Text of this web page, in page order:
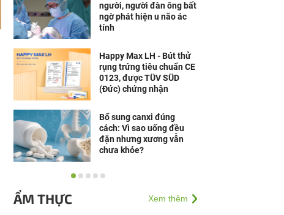
người, người đàn ông bất
ngờ phát hiện u não ác
tính
Happy Max LH - Bút thử
rụng trứng tiêu chuẩn CE
0123, được TÜV SÜD
(Đức) chứng nhận
Bổ sung canxi đúng
cách: Vì sao uống đều
đặn nhưng xương vẫn
chưa khỏe?
Từ dữ liệu đến niềm tin:
tăng trưởng mới cho
ẨM THỰC Xem thêm